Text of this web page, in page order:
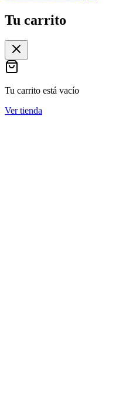
Tu carrito
Tu carrito está vacío
Ver tienda